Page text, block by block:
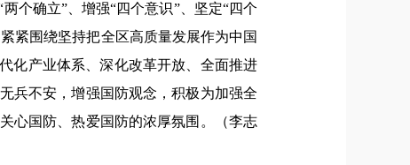
个确立”、增强“四个意识”、坚定“四个
紧围绕坚持把全区高质量发展作为中国
化产业体系、深化改革开放、全面推进
兵不安，增强国防观念，积极为加强全
心国防、热爱国防的浓厚氛围。（李志